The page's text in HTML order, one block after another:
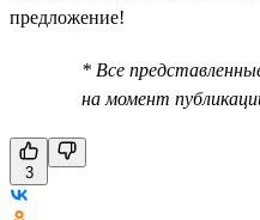
предложение!
* Все
на момент
3